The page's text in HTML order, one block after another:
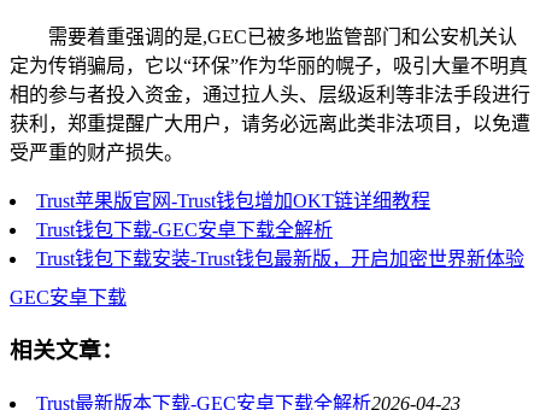
需要着重强调的是,GEC已被多地监管部门和公安机关认
定为传销骗局，它以“环保”作为华丽的幌子，吸引大量不明真
相的参与者投入资金，通过拉人头、层级返利等非法手段进行
获利，郑重提醒广大用户，请务必远离此类非法项目，以免遭
受严重的财产损失。
Trust苹果版官网-Trust钱包增加OKT链详细教程
Trust钱包下载-GEC安卓下载全解析
Trust钱包下载安装-Trust钱包最新版，开启加密世界新体验
GEC安卓下载
相关文章：
Trust最新版本下载-GEC安卓下载全解析2026-04-23